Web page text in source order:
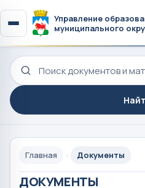
Управление
муниципального
Поиск по сайту
Главная Документы
ДОКУМЕНТЫ